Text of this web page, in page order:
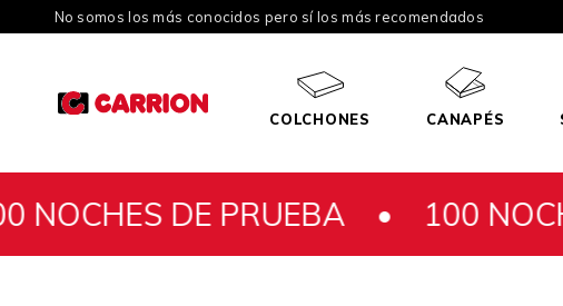
No somos los más conocidos pero sí los más recomendados
COLCHONES CANAPÉS
PRUEBA •100 NOCHES DE